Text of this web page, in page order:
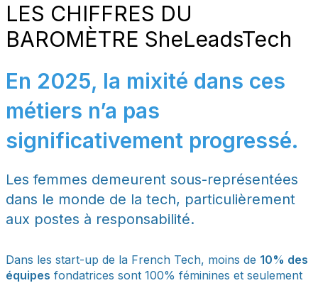
LES CHIFFRES DU
BAROMÈTRE SheLeadsTech
En 2025, la mixité dans ces
métiers n’a pas
significativement progressé.
Les femmes demeurent sous-représentées
dans le monde de la tech, particulièrement
aux postes à responsabilité.
Dans les start-up de la French Tech, moins de 10% des
équipes fondatrices sont 100% féminines et seulement